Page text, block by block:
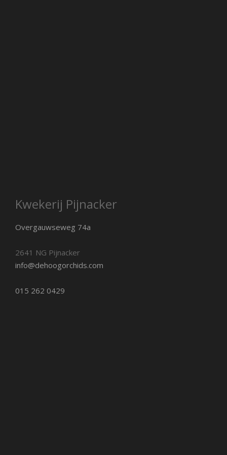
Kwekerij Pijnacker
Overgauwseweg 74a
2641 NG Pijnacker
info@dehoogorchids.com
015 262 0429